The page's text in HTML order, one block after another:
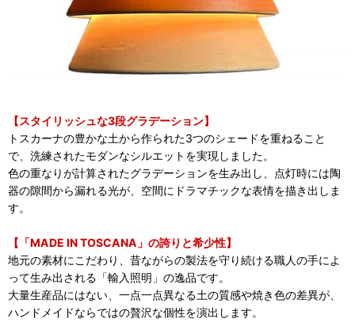
【スタイリッシュな3段グラデーション】
トスカーナの豊かな土から作られた3つのシェードを重ねること
で、洗練されたモダンなシルエットを実現しました。
色の重なりが計算されたグラデーションを生み出し、点灯時には陶
器の隙間から漏れる光が、空間にドラマチックな表情を描き出しま
す。
【「MADE IN TOSCANA」の誇りと希少性】
地元の素材にこだわり、昔ながらの製法を守り続ける職人の手によ
って生み出される「輸入照明」の逸品です。
大量生産品にはない、一点一点異なる土の質感や焼き色の差異が、
ハンドメイドならではの贅沢な個性を演出します。